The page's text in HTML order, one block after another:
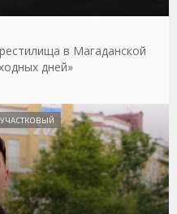
в Магаданской
дней»
УЧАСТКОВЫЙ